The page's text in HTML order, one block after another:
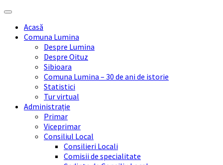
Skip
content
Skip
sidebar
Skip
right
sidebar
Skip
footerAcasă
Comuna Lumina
Despre Lumina
Despre Oituz
Sibioara
Comuna Lumina – 30 de ani de istorie
Statistici
Tur virtual
Administrație
Primar
Viceprimar
Consiliul Local
Consilieri Locali
Comisii de specialitate